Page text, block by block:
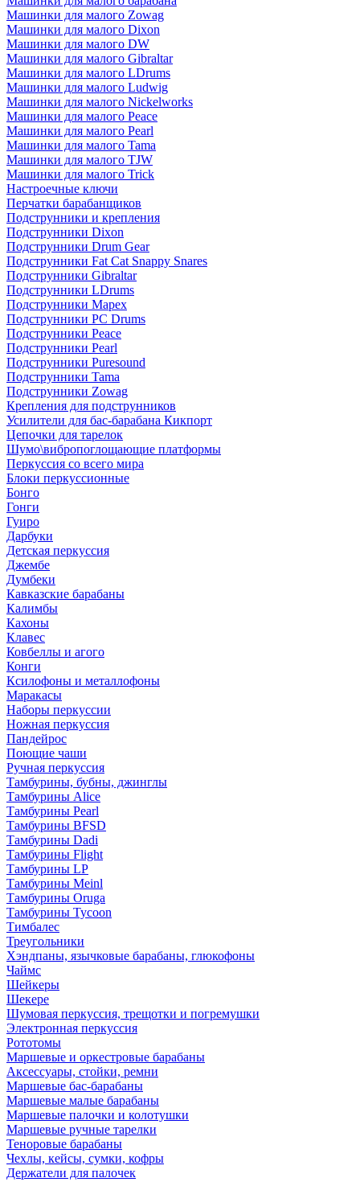
Машинки для малого Zowag
Машинки для малого Dixon
Машинки для малого DW
Машинки для малого Gibraltar
Машинки для малого LDrums
Машинки для малого Ludwig
Машинки для малого Nickelworks
Машинки для малого Peace
Машинки для малого Pearl
Машинки для малого Tama
Машинки для малого TJW
Машинки для малого Trick
Настроечные ключи
Перчатки барабанщиков
Подструнники и крепления
Подструнники Dixon
Подструнники Drum Gear
Подструнники Fat Cat Snappy Snares
Подструнники Gibraltar
Подструнники LDrums
Подструнники Mapex
Подструнники PC Drums
Подструнники Peace
Подструнники Pearl
Подструнники Puresound
Подструнники Tama
Подструнники Zowag
Крепления для подструнников
Усилители для бас-барабана Кикпорт
Цепочки для тарелок
Шумо\вибропоглощающие платформы
Перкуссия со всего мира
Блоки перкуссионные
Бонго
Гонги
Гуиро
Дарбуки
Детская перкуссия
Джембе
Думбеки
Кавказские барабаны
Калимбы
Кахоны
Клавес
Ковбеллы и агого
Конги
Ксилофоны и металлофоны
Маракасы
Наборы перкуссии
Ножная перкуссия
Пандейрос
Поющие чаши
Ручная перкуссия
Тамбурины, бубны, джинглы
Тамбурины Alice
Тамбурины Pearl
Тамбурины BFSD
Тамбурины Dadi
Тамбурины Flight
Тамбурины LP
Тамбурины Meinl
Тамбурины Oruga
Тамбурины Tycoon
Тимбалес
Треугольники
Хэндпаны, язычковые барабаны, глюкофоны
Чаймс
Шейкеры
Шекере
Шумовая перкуссия, трещотки и погремушки
Электронная перкуссия
Рототомы
Маршевые и оркестровые барабаны
Аксессуары, стойки, ремни
Маршевые бас-барабаны
Маршевые малые барабаны
Маршевые палочки и колотушки
Маршевые ручные тарелки
Теноровые барабаны
Чехлы, кейсы, сумки, кофры
Держатели для палочек